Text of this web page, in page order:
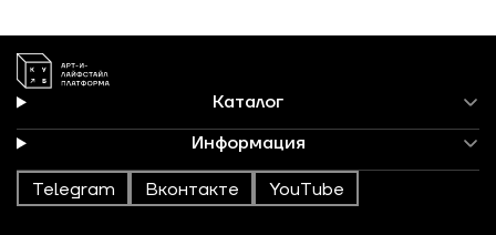
Каталог
Информация
Telegram Вконтакте YouTube